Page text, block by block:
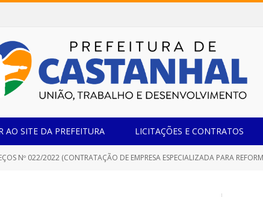
AO SITE DA PREFEITURA LICITAÇÕES E CONTRATOS
2022 (CONTRATAÇÃO DE EMPRESA ESPECIALIZADA PARA REFORMA E AMPLIAÇÃO DA PRAÇA DE EVENTOS